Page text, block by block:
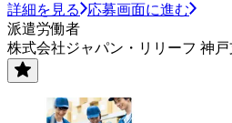
詳細を見る
応募画面に進む
派遣労働者
株式会社ジャパン・リリーフ 神戸